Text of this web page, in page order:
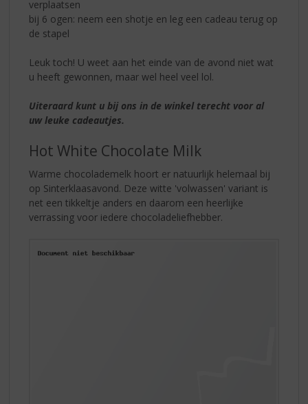
verplaatsen
bij 6 ogen: neem een shotje en leg een cadeau terug op
de stapel
Leuk toch! U weet aan het einde van de avond niet wat
u heeft gewonnen, maar wel heel veel lol.
Uiteraard kunt u bij ons in de winkel terecht voor al
uw leuke cadeautjes.
Hot White Chocolate Milk
Warme chocolademelk hoort er natuurlijk helemaal bij
op Sinterklaasavond. Deze witte 'volwassen' variant is
net een tikkeltje anders en daarom een heerlijke
verrassing voor iedere chocoladeliefhebber.